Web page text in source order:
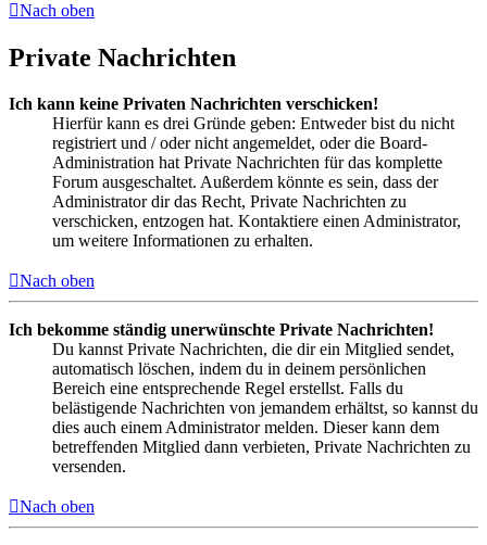
Nach oben
Private Nachrichten
Ich kann keine Privaten Nachrichten verschicken!
Hierfür kann es drei Gründe geben: Entweder bist du nicht
registriert und / oder nicht angemeldet, oder die Board-
Administration hat Private Nachrichten für das komplette
Forum ausgeschaltet. Außerdem könnte es sein, dass der
Administrator dir das Recht, Private Nachrichten zu
verschicken, entzogen hat. Kontaktiere einen Administrator,
um weitere Informationen zu erhalten.
Nach oben
Ich bekomme ständig unerwünschte Private Nachrichten!
Du kannst Private Nachrichten, die dir ein Mitglied sendet,
automatisch löschen, indem du in deinem persönlichen
Bereich eine entsprechende Regel erstellst. Falls du
belästigende Nachrichten von jemandem erhältst, so kannst du
dies auch einem Administrator melden. Dieser kann dem
betreffenden Mitglied dann verbieten, Private Nachrichten zu
versenden.
Nach oben